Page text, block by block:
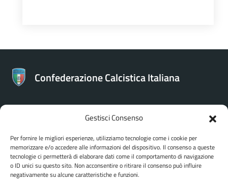
Gestisci Consenso
Per fornire le migliori esperienze, utilizziamo tecnologie come i cookie per
memorizzare e/o accedere alle informazioni del dispositivo. Il consenso a queste
tecnologie ci permetterà di elaborare dati come il comportamento di navigazione
o ID unici su questo sito. Non acconsentire o ritirare il consenso può influire
negativamente su alcune caratteristiche e funzioni.
Confederazione Calcistica Italiana
CONTATTI
Confederazione Calcistica Italiana
Via Bartolomeo Gosio 106 - Roma